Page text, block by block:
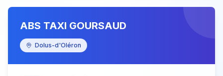
ABS TAXI GOURSAUD
Dolus-d'Oléron